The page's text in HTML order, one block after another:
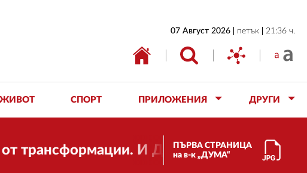
07 Август 2026 петък 21:36 ч.
ЖИВОТ СПОРТ ПРИЛОЖЕНИЯ ДРУГИ
И ДУМА се променя и
ПЪРВА СТРАНИЦА
на в-к „ДУМА“
ИКОНОМИКА
ОБЩЕСТВО